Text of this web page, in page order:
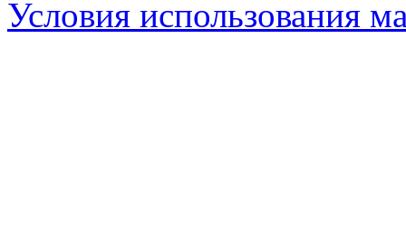
Условия использования